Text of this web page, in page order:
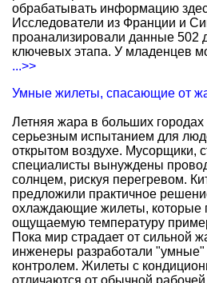
обрабатывать информацию
Исследователи из Франции и
проанализировали данные 502
ключевых этапа. У младенцев
...>>
Умные жилеты, спасающие от
Летняя жара в больших городах
серьезным испытанием для
открытом воздухе. Мусорщики,
специалисты вынуждены
солнцем, рискуя перегревом.
предложили практичное
охлаждающие жилеты, которые
ощущаемую температуру
Пока мир страдает от сильной
инженеры разработали "умные"
контролем. Жилеты с
отличаются от обычной